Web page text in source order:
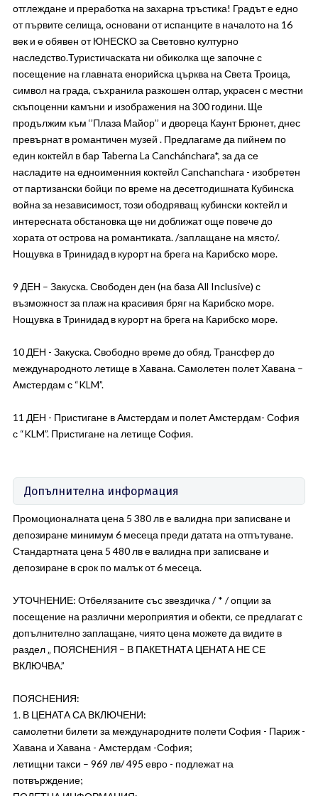
отглеждане и преработка на захарна тръстика! Градът е едно
от първите селища, основани от испанците в началото на 16
век и е обявен от ЮНЕСКО за Световно културно
наследство.Туристичаската ни обиколка ще започне с
посещение на главната енорийска църква на Света Троица,
символ на града, съхранила разкошен олтар, украсен с местни
скъпоценни камъни и изображения на 300 години. Ще
продължим към ‘’Плаза Майор’’ и двореца Каунт Брюнет, днес
превърнат в романтичен музей . Предлагаме да пийнем по
един коктейл в бар Taberna La Canchánchara*, за да се
насладите на едноименния коктейл Canchanchara - изобретен
от партизански бойци по време на десетгодишната Кубинска
война за независимост, този ободряващ кубински коктейл и
интересната обстановка ще ни доближат още повече до
хората от острова на романтиката. /заплащане на място/.
Нощувка в Тринидад в курорт на брега на Карибско море.
9 ДЕН – Закуска. Свободен ден (на база All Inclusive) с
възможност за плаж на красивия бряг на Карибско море.
Нощувка в Тринидад в курорт на брега на Карибско море.
10 ДЕН - Закуска. Свободно време до обяд. Трансфер до
международното летище в Хавана. Самолетен полет Хавана –
Амстердам с “KLM”.
11 ДЕН - Пристигане в Амстердам и полет Амстердам- София
с “KLM”. Пристигане на летище София.
Допълнителна информация
Промоционалната цена 5 380 лв е валидна при записване и
депозиране минимум 6 месеца преди датата на отпътуване.
Стандартната цена 5 480 лв е валидна при записване и
депозиране в срок по малък от 6 месеца.
УТОЧНЕНИЕ: Отбелязаните със звездичка / * / опции за
посещение на различни мероприятия и обекти, се предлагат с
допълнително заплащане, чиято цена можете да видите в
раздел „ ПОЯСНЕНИЯ – В ПАКЕТНАТА ЦЕНАТА НЕ СЕ
ВКЛЮЧВА.”
ПОЯСНЕНИЯ:
1. В ЦЕНАТА СА ВКЛЮЧЕНИ:
самолетни билети за международните полети София - Париж -
Хавана и Хавана - Амстердам -София;
летищни такси – 969 лв/ 495 евро - подлежат на
потвърждение;